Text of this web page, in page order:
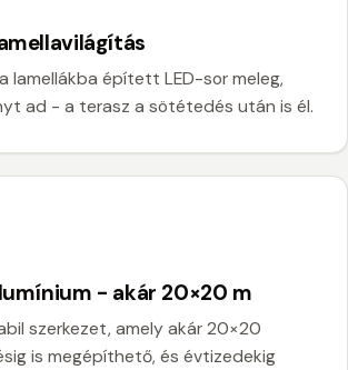
lamellákba épített LED-sor meleg,
ad - a terasz a sötétedés után is él.
- akár 20×20 m
szerkezet, amely akár 20×20
is megépíthető, és évtizedekig